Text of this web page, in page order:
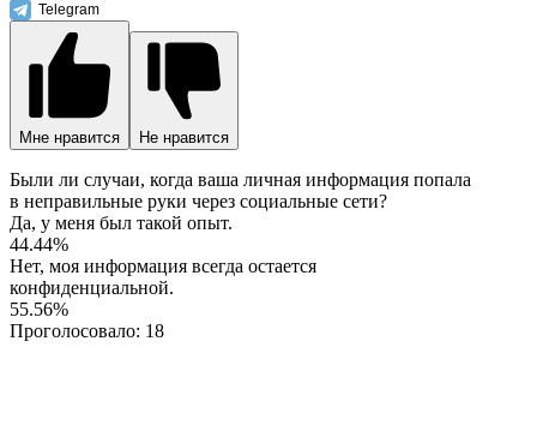
Telegram
Мне нравится Не нравится
Были ли случаи, когда ваша личная информация попала
в неправильные руки через социальные сети?
Да, у меня был такой опыт.
44.44%
Нет, моя информация всегда остается
конфиденциальной.
55.56%
Проголосовало: 18